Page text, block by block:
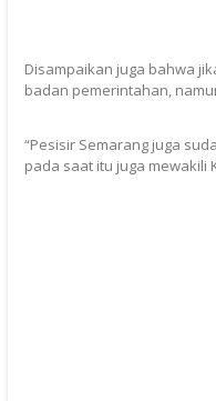
Disampaikan juga bahwa
badan pemerintahan,
“Pesisir Semarang juga
pada saat itu juga mewakili